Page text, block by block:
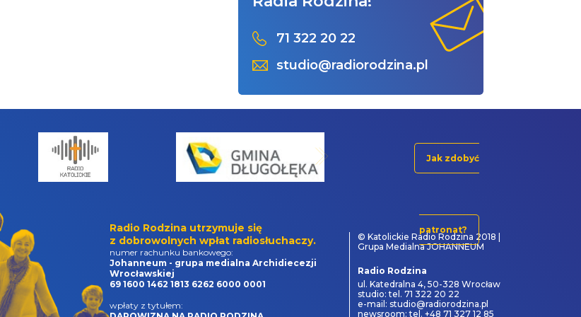
71 322 20 22
studio@radiorodzina.pl
Jak zdobyć
patronat?
Radio Rodzina utrzymuje się
z dobrowolnych wpłat radiosłuchaczy.
numer rachunku bankowego:
Johanneum - grupa medialna Archidiecezji
Wrocławskiej
69 1600 1462 1813 6262 6000 0001
wpłaty z tytułem:
© Katolickie Radio Rodzina 2018 |
Grupa Medialna JOHANNEUM
Radio Rodzina
ul. Katedralna 4, 50-328 Wrocław
studio: tel. 71 322 20 22
e-mail: studio@radiorodzina.pl
newsroom: tel. +48 71 327 12 85